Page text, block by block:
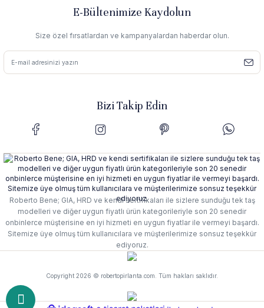
E-Bültenimize Kaydolun
Size özel fırsatlardan ve kampanyalardan haberdar olun.
Bizi Takip Edin
Roberto Bene; GIA, HRD ve kendi sertifikaları ile sizlere sunduğu tek taş
modelleri ve diğer uygun fiyatlı ürün kategorileriyle son 20 senedir
onbinlerce müşterisine en iyi hizmeti en uygun fiyatlar ile vermeyi başardı.
Sitemize üye olmuş tüm kullanıcılara ve müşterilerimize sonsuz teşekkür
ediyoruz.
Copyright 2026 © robertopirlanta.com. Tüm hakları saklıdır.